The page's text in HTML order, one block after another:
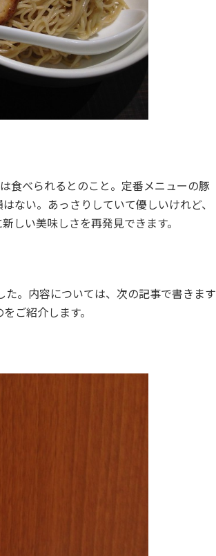
食べられるとのこと。定番メニューの豚
ない。あっさりしていて優しいけれど、
しい美味しさを再発見できます。
。内容については、次の記事で書きます
ご紹介します。